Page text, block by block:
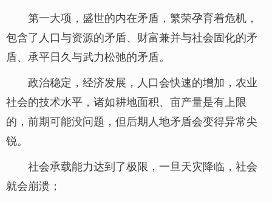
第一大项，盛世的内在矛盾，繁荣孕育着危机，
包含了人口与资源的矛盾、财富兼并与社会固化的矛
盾、承平日久与武力松弛的矛盾。
政治稳定，经济发展，人口会快速的增加，农业
社会的技术水平，诸如耕地面积、亩产量是有上限
的，前期可能没问题，但后期人地矛盾会变得异常尖
锐。
社会承载能力达到了极限，一旦天灾降临，社会
就会崩溃；